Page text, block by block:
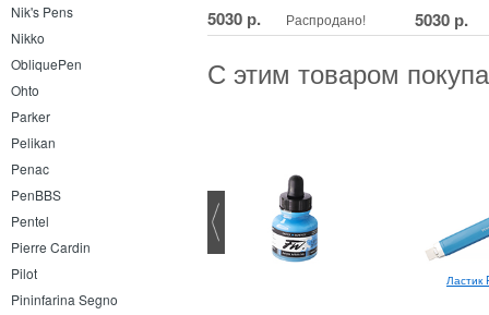
Nik's Pens
Nikko
ObliquePen
Ohto
Parker
Pelikan
Penac
PenBBS
Pentel
Pierre Cardin
Pilot
Pininfarina Segno
5030 р. Распродано! 5030 р.
С этим товаром
Books скетчбук с черной
бумагой А4
Ластик